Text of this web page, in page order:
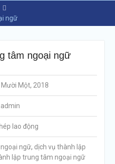
ngữ
tâm ngoại ngữ
Một, 2018
admin
lao động
ngữ, dịch vụ thành lập
lập trung tâm ngoại ngữ